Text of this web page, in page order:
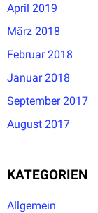
April 2019
März 2018
Februar 2018
Januar 2018
September 2017
August 2017
KATEGORIEN
Allgemein